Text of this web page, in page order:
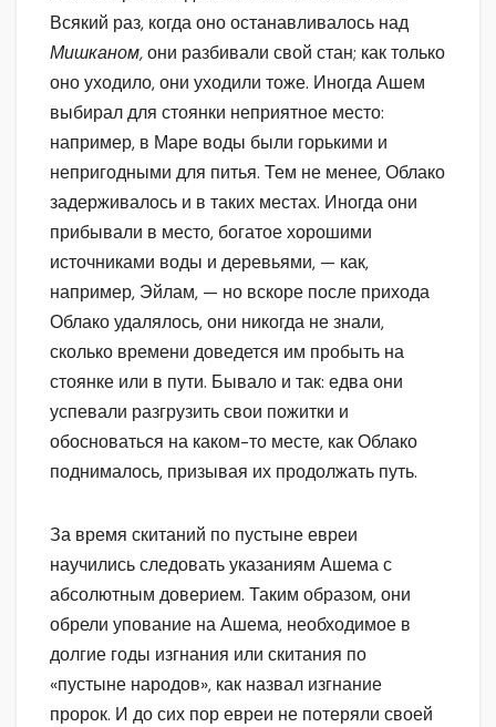
Всякий раз, когда оно останавливалось над
Мишканом,они разбивали свой стан; как только
оно уходило, они уходили тоже. Иногда Ашем
выбирал для стоянки неприятное место:
например, в Маре воды были горькими и
непригодными для питья. Тем не менее, Облако
задерживалось и в таких местах. Иногда они
прибывали в место, богатое хорошими
источниками воды и деревьями, — как,
например, Эйлам, — но вскоре после прихода
Облако удалялось, они никогда не знали,
сколько времени доведется им пробыть на
стоянке или в пути. Бывало и так: едва они
успевали разгрузить свои пожитки и
обосноваться на каком-то месте, как Облако
поднималось, призывая их продолжать путь.
За время скитаний по пустыне евреи
научились следовать указаниям Ашема с
абсолютным доверием. Таким образом, они
обрели упование на Ашема, необходимое в
долгие годы изгнания или скитания по
«пустыне народов», как назвал изгнание
пророк. И до сих пор евреи не потеряли своей